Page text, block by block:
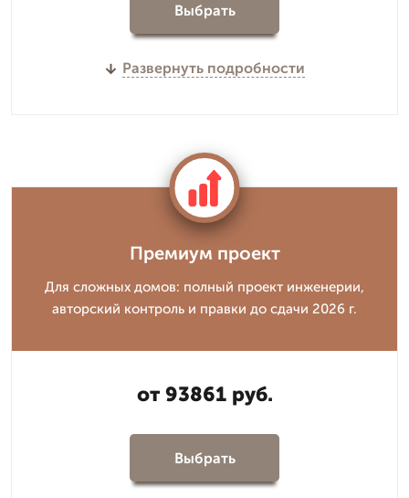
Выбрать
Развернуть подробности
Премиум проект
Для сложных домов: полный проект инженерии,
авторский контроль и правки до сдачи 2026 г.
от 93861 руб.
Выбрать